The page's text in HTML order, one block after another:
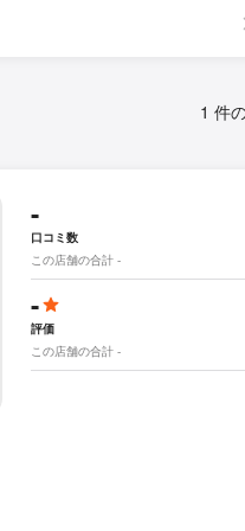
1 件
-
口コミ数
この店舗の合計 -
-
評価
この店舗の合計 -